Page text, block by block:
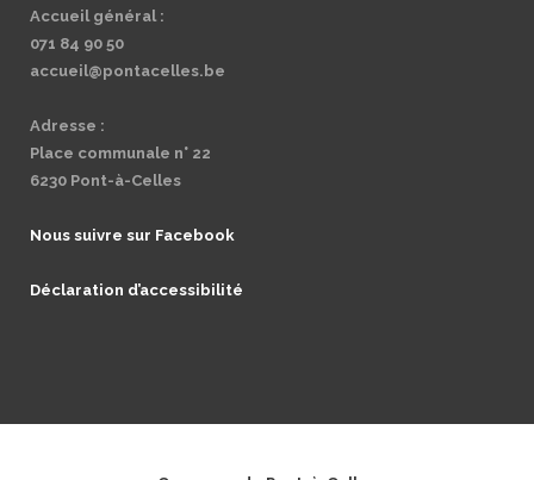
Accueil général :
071 84 90 50
accueil@pontacelles.be
Adresse :
Place communale n° 22
6230 Pont-à-Celles
Nous suivre sur Facebook
Déclaration d’accessibilité